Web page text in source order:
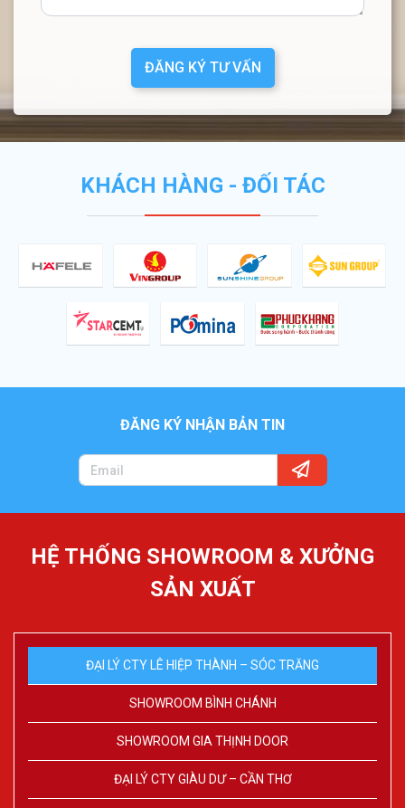
ĐĂNG KÝ TƯ VẤN
KHÁCH HÀNG - ĐỐI TÁC
ĐĂNG KÝ NHẬN BẢN TIN
HỆ THỐNG SHOWROOM & XƯỞNG
SẢN XUẤT
ĐẠI LÝ CTY LÊ HIỆP THÀNH – SÓC TRĂNG
SHOWROOM BÌNH CHÁNH
SHOWROOM GIA THỊNH DOOR
ĐẠI LÝ CTY GIÀU DƯ – CẦN THƠ